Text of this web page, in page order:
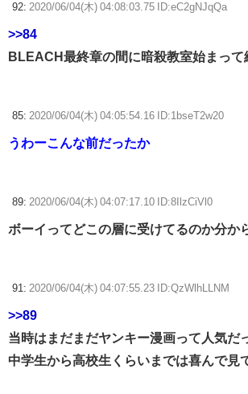
92: 2020/06/04(木) 04:08:03.75 ID:eC2gNJqQa
>>84
BLEACH最終章の間に暗殺教室始まって
85: 2020/06/04(木) 04:05:54.16 ID:1bseT2w20
うわーこんな前だったか
89: 2020/06/04(木) 04:07:17.10 ID:8IlzCiVl0
ボーイってどこの層に受けてるのか分か
91: 2020/06/04(木) 04:07:55.23 ID:QzWlhLLNM
>>89
当時はまだまだヤンキー漫画って人気だ
中学生から高校生くらいまでは喜んで見